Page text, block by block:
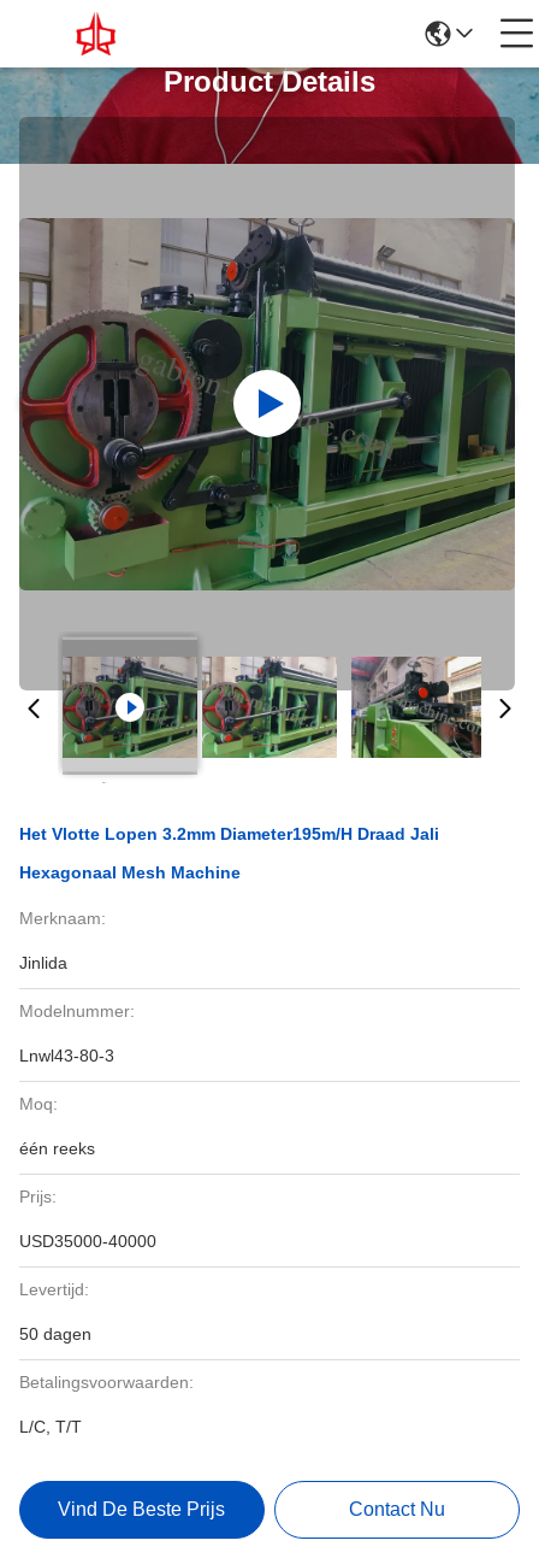
Product Details
Het Vlotte Lopen 3.2mm Diameter195m/h Draad Jali
Hexagonaal Mesh Machine
Merknaam:
Jinlida
Modelnummer:
Lnwl43-80-3
Moq:
één reeks
Prijs:
USD35000-40000
Levertijd:
50 dagen
Betalingsvoorwaarden:
L/C, T/T
Vind De Beste Prijs Contact Nu